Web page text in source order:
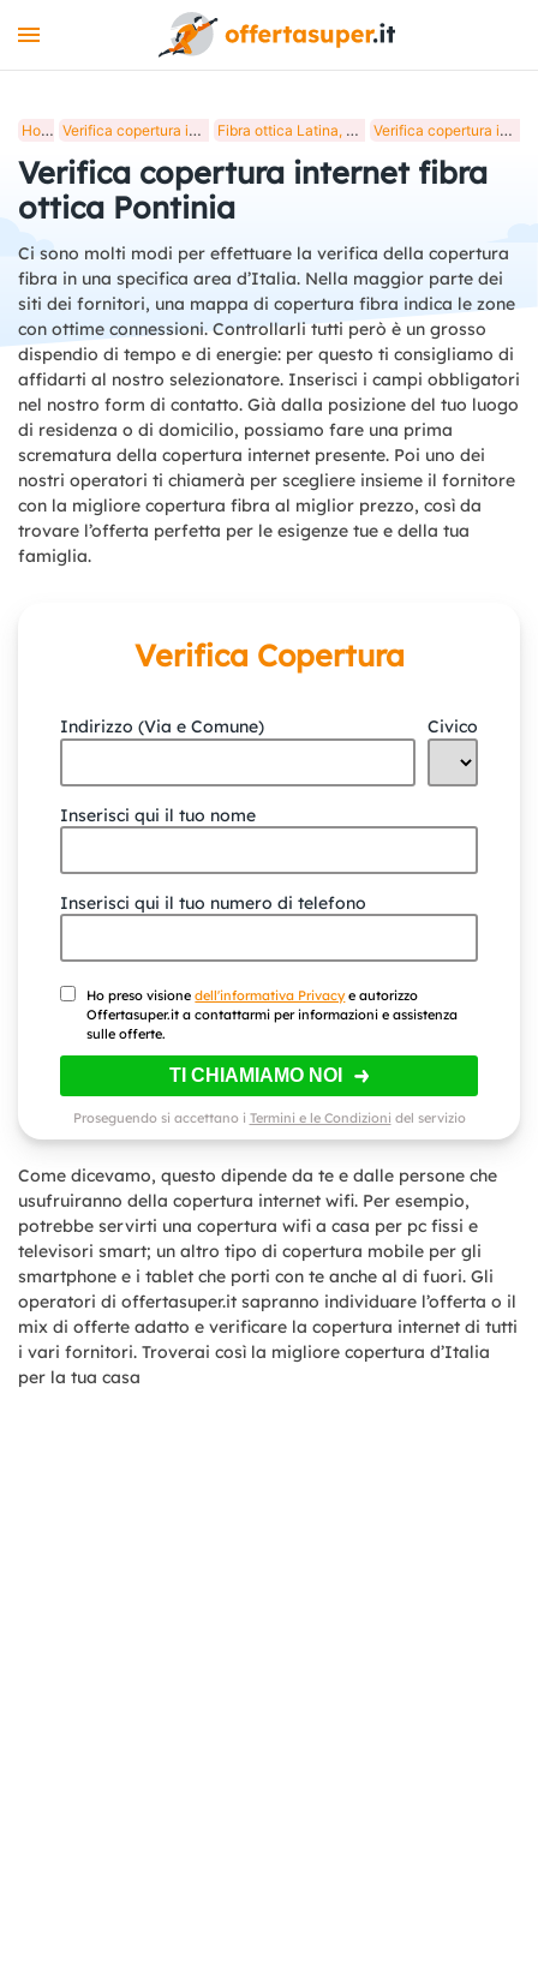
MOBILE
LUCE E GAS
STREAMING
STRUMENTI +
BLOG
Home Verifica copertura internet fibra ottica in Italia Fibra ottica Latina, verifica copertura internet Verifica copertura internet fibra ottica Pontinia
Verifica copertura internet fibra
ottica Pontinia
Ci sono molti modi per effettuare la verifica della copertura
fibra in una specifica area d’Italia. Nella maggior parte dei
siti dei fornitori, una mappa di copertura fibra indica le zone
con ottime connessioni. Controllarli tutti però è un grosso
dispendio di tempo e di energie: per questo ti consigliamo di
affidarti al nostro selezionatore. Inserisci i campi obbligatori
nel nostro form di contatto. Già dalla posizione del tuo luogo
di residenza o di domicilio, possiamo fare una prima
scrematura della copertura internet presente. Poi uno dei
nostri operatori ti chiamerà per scegliere insieme il fornitore
con la migliore copertura fibra al miglior prezzo, così da
trovare l’offerta perfetta per le esigenze tue e della tua
famiglia.
Verifica Copertura
Indirizzo (Via e Comune) Civico
Inserisci qui il tuo nome
Inserisci qui il tuo numero di telefono
Ho preso visionedell'informativa Privacye autorizzo
Offertasuper.it a contattarmi per informazioni e assistenza
sulle offerte.
TI CHIAMIAMO NOI
Proseguendo si accettano i Termini e le Condizioni del servizio
Come dicevamo, questo dipende da te e dalle persone che
usufruiranno della copertura internet wifi. Per esempio,
potrebbe servirti una copertura wifi a casa per pc fissi e
televisori smart; un altro tipo di copertura mobile per gli
smartphone e i tablet che porti con te anche al di fuori. Gli
operatori di offertasuper.it sapranno individuare l’offerta o il
mix di offerte adatto e verificare la copertura internet di tutti
i vari fornitori. Troverai così la migliore copertura d’Italia
per la tua casa